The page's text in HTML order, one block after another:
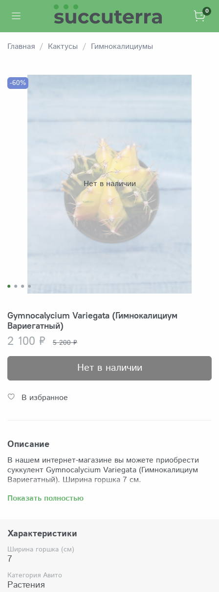
0
Главная Кактусы Гимнокалициумы
Нет в наличии
-60%
Gymnocalycium Variegata (Гимнокалициум
Вариегатный)
2 100 ₽ 5 200 ₽
Нет в наличии
В избранное
Описание
В нашем интернет-магазине вы можете приобрести
суккулент Gymnocalycium Variegata (Гимнокалициум
Вариегатный). Ширина горшка 7 см.
Забрать растение можно самовывозом из нашего
по России осуществляется через Яндекс-доставку или
СДЭК.
Комплектация:
Растение (отправляется с открытой корневой
системой, это норма для всех суккулентов, они
Показать полностью
Характеристики
Ширина горшка (см)
7
Категория Авито
Растения